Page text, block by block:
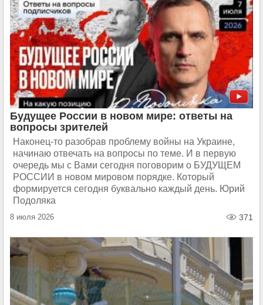
Будущее России в новом мире: ответы на
вопросы зрителей
Наконец-то разобрав проблему войны на Украине,
начинаю отвечать на вопросы по теме. И в первую
очередь мы с Вами сегодня поговорим о БУДУЩЕМ
РОССИИ в новом мировом порядке. Который
формируется сегодня буквально каждый день. Юрий
Подоляка
8 июля 2026 371